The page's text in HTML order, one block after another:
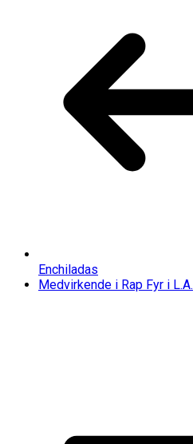
Enchiladas
Medvirkende i Rap Fyr i L.A.